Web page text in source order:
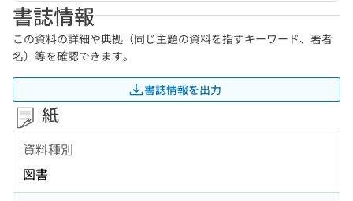
書誌情報
この資料の詳細や典拠（同じ主題の資料を指すキーワード、著者
名）等を確認できます。
書誌情報を出力
紙
資料種別
図書